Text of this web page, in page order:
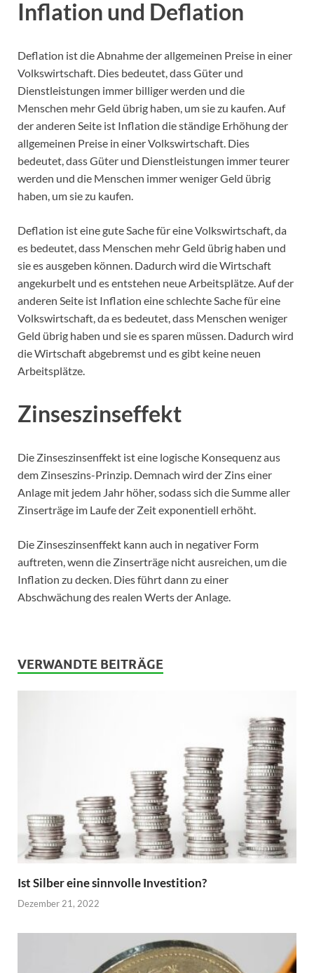
Inflation und Deflation
Deflation ist die Abnahme der allgemeinen Preise in einer
Volkswirtschaft. Dies bedeutet, dass Güter und
Dienstleistungen immer billiger werden und die
Menschen mehr Geld übrig haben, um sie zu kaufen. Auf
der anderen Seite ist Inflation die ständige Erhöhung der
allgemeinen Preise in einer Volkswirtschaft. Dies
bedeutet, dass Güter und Dienstleistungen immer teurer
werden und die Menschen immer weniger Geld übrig
haben, um sie zu kaufen.
Deflation ist eine gute Sache für eine Volkswirtschaft, da
es bedeutet, dass Menschen mehr Geld übrig haben und
sie es ausgeben können. Dadurch wird die Wirtschaft
angekurbelt und es entstehen neue Arbeitsplätze. Auf der
anderen Seite ist Inflation eine schlechte Sache für eine
Volkswirtschaft, da es bedeutet, dass Menschen weniger
Geld übrig haben und sie es sparen müssen. Dadurch wird
die Wirtschaft abgebremst und es gibt keine neuen
Arbeitsplätze.
Zinseszinseffekt
Die Zinseszinsenffekt ist eine logische Konsequenz aus
dem Zinseszins-Prinzip. Demnach wird der Zins einer
Anlage mit jedem Jahr höher, sodass sich die Summe aller
Zinserträge im Laufe der Zeit exponentiell erhöht.
Die Zinseszinsenffekt kann auch in negativer Form
auftreten, wenn die Zinserträge nicht ausreichen, um die
Inflation zu decken. Dies führt dann zu einer
Abschwächung des realen Werts der Anlage.
VERWANDTE BEITRÄGE
Ist Silber eine sinnvolle Investition?
Dezember 21, 2022